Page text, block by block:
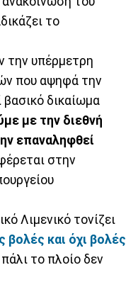
το
την υπέρμετρη
που αψηφά την
δικαίωμα
με την διεθνή
επαναληφθεί
στην
Λιμενικό τονίζει
βολές και όχι βολές
το πλοίο δεν